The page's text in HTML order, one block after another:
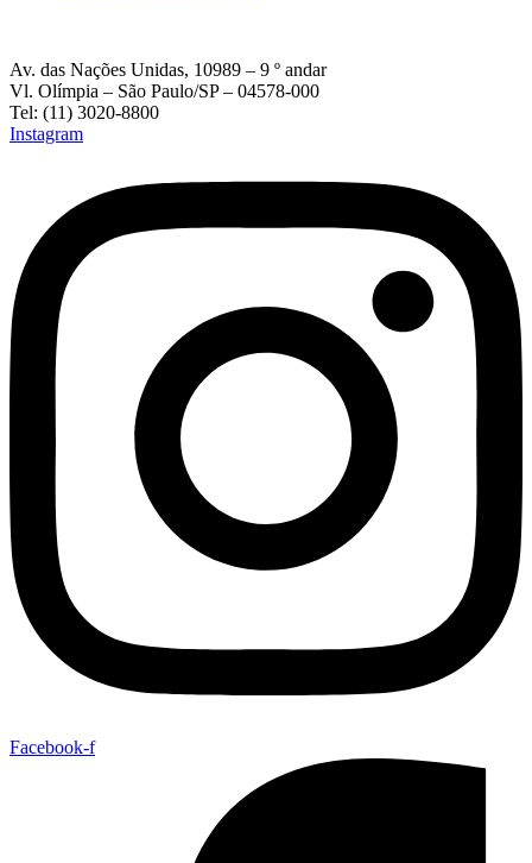
Av. das Nações Unidas, 10989 – 9 º andar
Vl. Olímpia – São Paulo/SP – 04578-000
Tel: (11) 3020-8800
Instagram
Facebook-f